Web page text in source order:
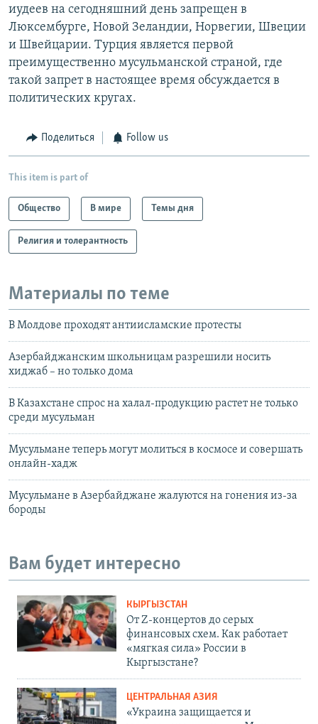
иудеев на сегодняшний день запрещен в
Люксембурге, Новой Зеландии, Норвегии, Швеции
и Швейцарии. Турция является первой
преимущественно мусульманской страной, где
такой запрет в настоящее время обсуждается в
политических кругах.
Поделиться Follow us
This item is part of
Общество В мире Темы дня
Религия и толерантность
Материалы по теме
В Молдове проходят антиисламские протесты
Aзербайджанским школьницам разрешили носить
хиджаб – но только дома
В Казахстане спрос на халал-продукцию растет не только
среди мусульман
Мусульмане теперь могут молиться в космосе и совершать
онлайн-хадж
Мусульмане в Азербайджане жалуются на гонения из-за
бороды
Вам будет интересно
КЫРГЫЗСТАН
От Z-концертов до серых
финансовых схем. Как работает
«мягкая сила» России в
Кыргызстане?
ЦЕНТРАЛЬНАЯ АЗИЯ
«Украина защищается и